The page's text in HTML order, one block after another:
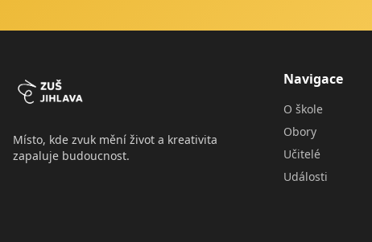
Místo, kde zvuk mění život a kreativita
zapaluje budoucnost.
Navigace
O škole
Obory
Učitelé
Události